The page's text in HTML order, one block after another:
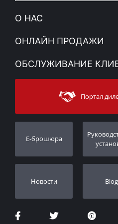
О НАС
Компания
Новости
Sitemap
ОНЛАЙН ПРОДАЖИ
Mой Aккаунт
Методы доставки
ОБСЛУЖИВАНИЕ
Связаться с
Поддержка клиентов
Порядок слежения
Дилеры
Портал
E-брошюра
Новости Blog